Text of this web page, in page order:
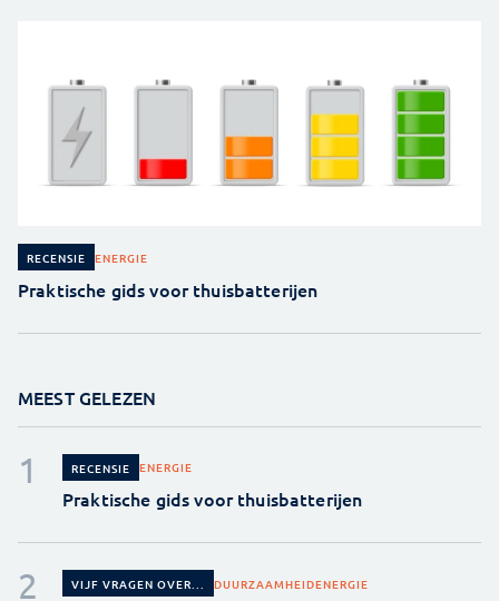
RECENSIE ENERGIE
Praktische gids voor thuisbatterijen
MEEST GELEZEN
RECENSIE ENERGIE
Praktische gids voor thuisbatterijen
VIJF VRAGEN OVER... DUURZAAMHEIDENERGIE